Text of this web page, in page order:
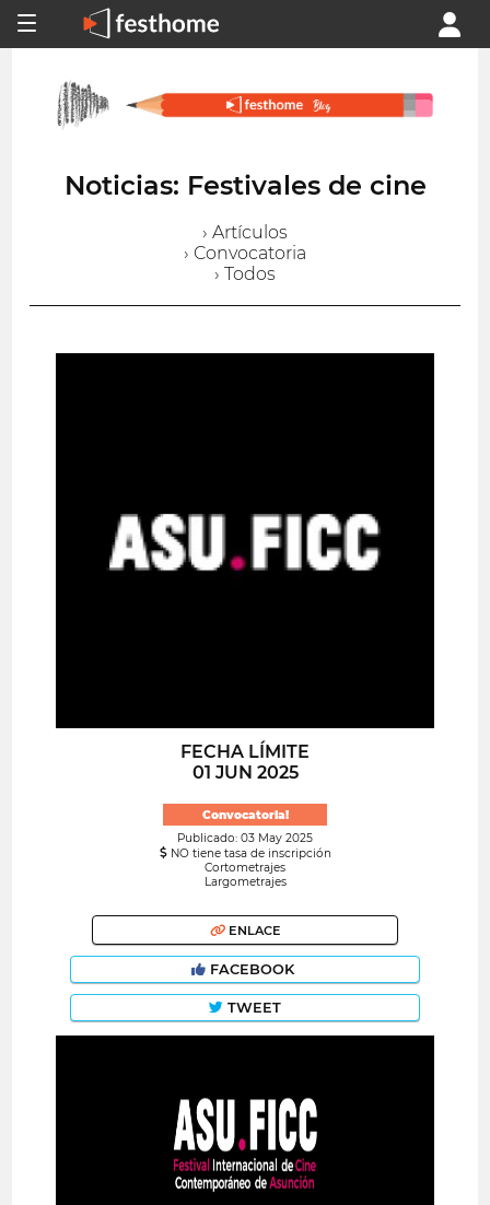
Noticias: Festivales de cine
› Artículos
› Convocatoria
› Todos
FECHA LÍMITE
01 JUN 2025
Convocatoria!
Publicado: 03 May 2025
NO tiene tasa de inscripción
Cortometrajes
Largometrajes
ENLACE
FACEBOOK
TWEET